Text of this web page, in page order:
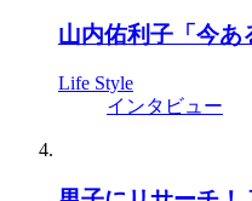
山内佑利子「今あ
Life Style
インタビュー